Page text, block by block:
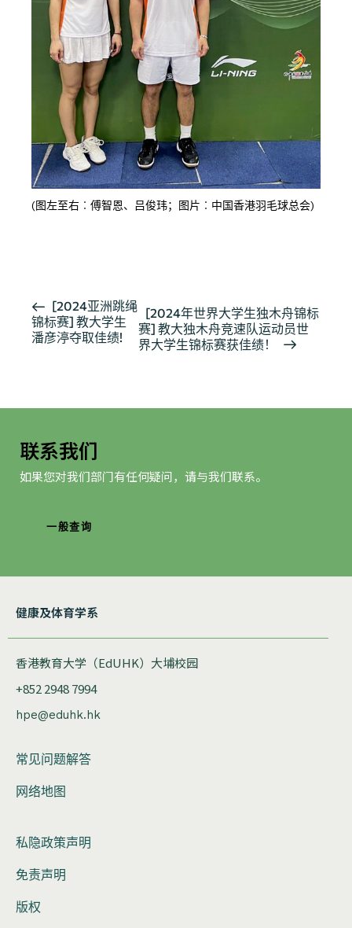
(图左至右︰傅智恩、吕俊玮；图片︰中国香港羽毛球总会)
活
动
导
[2024亚洲跳绳
锦标赛] 教大学生
潘彦渟夺取佳绩!
[2024年世界大学生独木舟锦标
赛] 教大独木舟竞速队运动员世
界大学生锦标赛获佳绩！
联系我们
如果您对我们部门有任何疑问，请与我们联系。
一般查询
健康及体育学系
香港教育大学（EdUHK）大埔校园
+852 2948 7994
hpe@eduhk.hk
常见问题解答
网络地图
私隐政策声明
免责声明
版权